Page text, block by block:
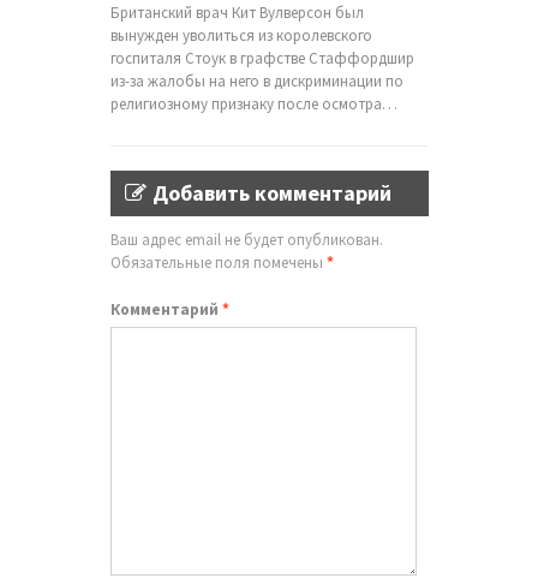
Британский врач Кит Вулверсон был
вынужден уволиться из королевского
госпиталя Стоук в графстве Стаффордшир
из-за жалобы на него в дискриминации по
религиозному признаку после осмотра…
Добавить комментарий
Ваш адрес email не будет опубликован.
Обязательные поля помечены *
Комментарий *